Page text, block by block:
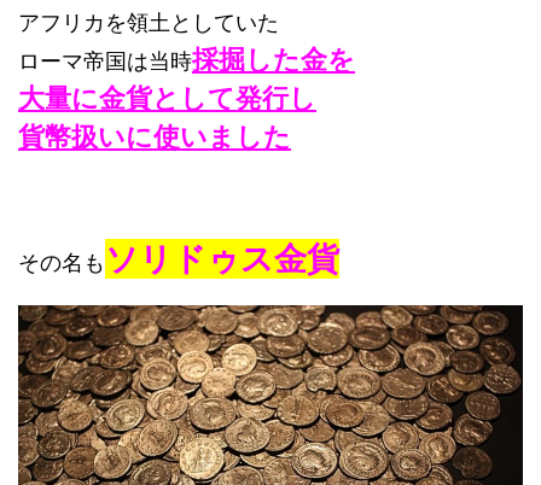
アフリカを領土としていた
ローマ帝国は当時採掘した金を
大量に金貨として発行し
貨幣扱いに使いました
その名も ソリドゥス金貨